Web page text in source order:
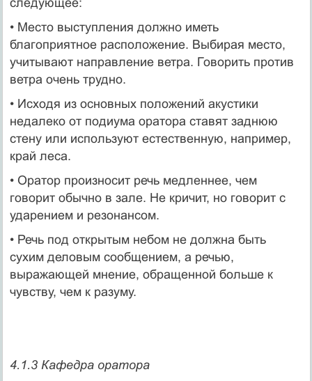
• Место выступления должно иметь
благоприятное расположение. Выбирая место,
учитывают направ­ление ветра. Говорить против
ветра очень трудно.
• Исходя из основных положений акустики
недале­ко от подиума оратора ставят заднюю
стену или используют естественную, например,
край леса.
• Оратор произносит речь медленнее, чем
говорит обычно в зале. Не кричит, но говорит с
ударением и резонансом.
• Речь под открытым небом не должна быть
сухим де­ловым сообщением, а речью,
выражающей мнение, обращенной больше к
чувству, чем к разуму.
4.1.3 Кафедра оратора